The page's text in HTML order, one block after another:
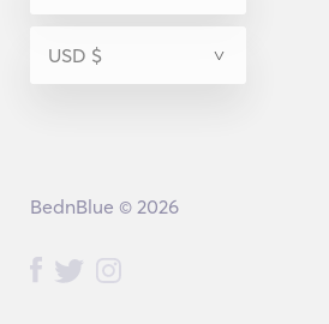
BednBlue © 2026